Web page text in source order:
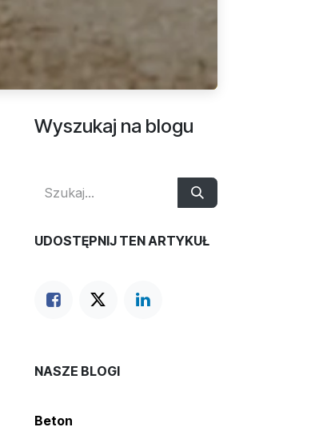
Wyszukaj na blogu
UDOSTĘPNIJ TEN ARTYKUŁ
NASZE BLOGI
Beton